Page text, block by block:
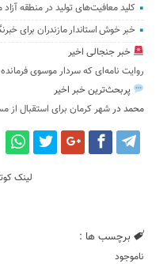
کلید معافیت‌های تولید در منطقه آزاد
خبر خوش استاندار مازندران برای
خبر جنجالی اخیر
روایت نامه‌ای که سردار موسوی
پربحث‌ترین خبر اخیر
محمد درشهر کرمان برای استقبال از
لینک
برچسب ها :
ناموجود